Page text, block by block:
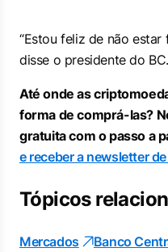
“Estou feliz de não estar
disse o presidente do BC.
Até onde as
forma de comprá-las?
gratuita com o passo a
e receber a newsletter
Tópicos
Mercados Banco